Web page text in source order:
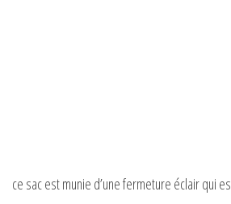
ce sac est munie d’une fermeture éclair qui